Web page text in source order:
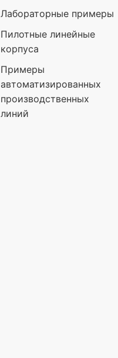
Лабораторные примеры
Пилотные линейные
корпуса
Примеры
автоматизированных
производственных
линий